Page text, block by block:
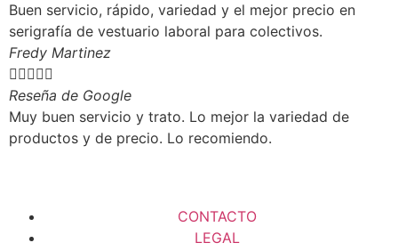
Buen servicio, rápido, variedad y el mejor precio en
serigrafía de vestuario laboral para colectivos.
Fredy Martinez

Reseña de Google
Muy buen servicio y trato. Lo mejor la variedad de
productos y de precio. Lo recomiendo.
CONTACTO
LEGAL